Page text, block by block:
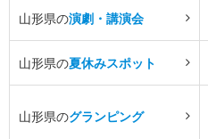
山形県の演劇・講演会
山形県の夏休みスポット
山形県のグランピング